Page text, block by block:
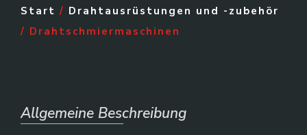
Start / Drahtausrüstungen und -zubehör
/ Drahtschmiermaschinen
Allgemeine Beschreibung